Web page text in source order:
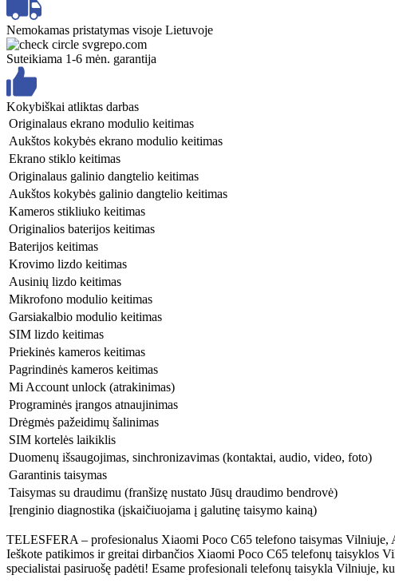
Nemokamas pristatymas visoje Lietuvoje
Suteikiama 1-6 mėn. garantija
Kokybiškai atliktas darbas
Originalaus ekrano modulio keitimas
Aukštos kokybės ekrano modulio keitimas
Ekrano stiklo keitimas
Originalaus galinio dangtelio keitimas
Aukštos kokybės galinio dangtelio keitimas
Kameros stikliuko keitimas
Originalios baterijos keitimas
Baterijos keitimas
Krovimo lizdo keitimas
Ausinių lizdo keitimas
Mikrofono modulio keitimas
Garsiakalbio modulio keitimas
SIM lizdo keitimas
Priekinės kameros keitimas
Pagrindinės kameros keitimas
Mi Account unlock (atrakinimas)
Programinės įrangos atnaujinimas
Drėgmės pažeidimų šalinimas
SIM kortelės laikiklis
Duomenų išsaugojimas, sinchronizavimas (kontaktai, audio, video, foto)
Garantinis taisymas
Taisymas su draudimu (franšizę nustato Jūsų draudimo bendrovė)
Įrenginio diagnostika (įskaičiuojama į galutinę taisymo kainą)
TELESFERA – profesionalus Xiaomi Poco C65 telefono taisymas Vilniuje,
Ieškote patikimos ir greitai dirbančios Xiaomi Poco C65 telefonų taisyklos
specialistai pasiruošę padėti! Esame profesionali telefonų taisykla Vilniuje,